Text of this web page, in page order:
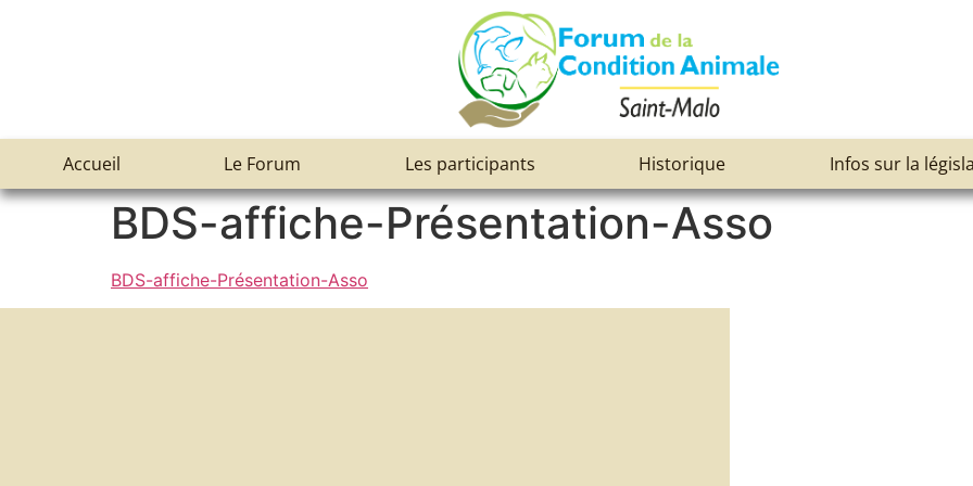
Accueil Le Forum Les participants Historique Infos sur la
BDS-affiche-Présentation-Asso
BDS-affiche-Présentation-Asso